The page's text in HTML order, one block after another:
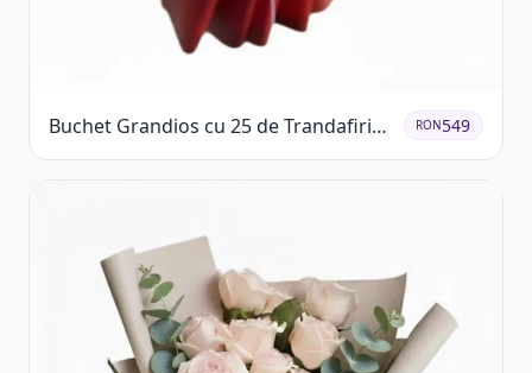
Buchet Grandios cu 25 de Trandafiri
Roșii
RON549